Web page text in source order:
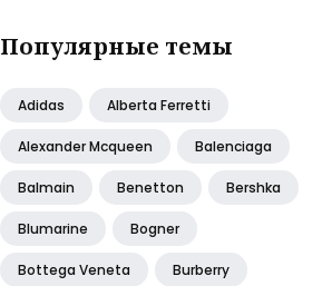
Популярные темы
Adidas Alberta Ferretti
Alexander Mcqueen Balenciaga
Balmain Benetton Bershka
Blumarine Bogner
Bottega Veneta Burberry